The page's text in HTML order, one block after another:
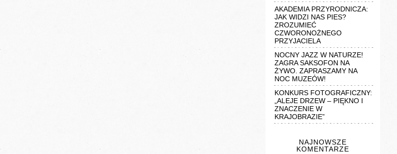
AKADEMIA PRZYRODNICZA:
JAK WIDZI NAS PIES?
ZROZUMIEĆ
CZWORONOŻNEGO
PRZYJACIELA
NOCNY JAZZ W NATURZE!
ZAGRA SAKSOFON NA
ŻYWO. ZAPRASZAMY NA
NOC MUZEÓW!
KONKURS FOTOGRAFICZNY:
„ALEJE DRZEW – PIĘKNO I
ZNACZENIE W
KRAJOBRAZIE”
NAJNOWSZE
KOMENTARZE